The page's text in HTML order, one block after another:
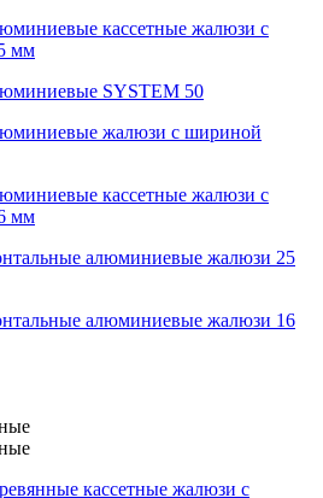
кассетные жалюзи с
мм
SYSTEM 50
жалюзи с шириной
кассетные жалюзи с
мм
алюминиевые жалюзи 25
алюминиевые жалюзи 16
кассетные жалюзи с